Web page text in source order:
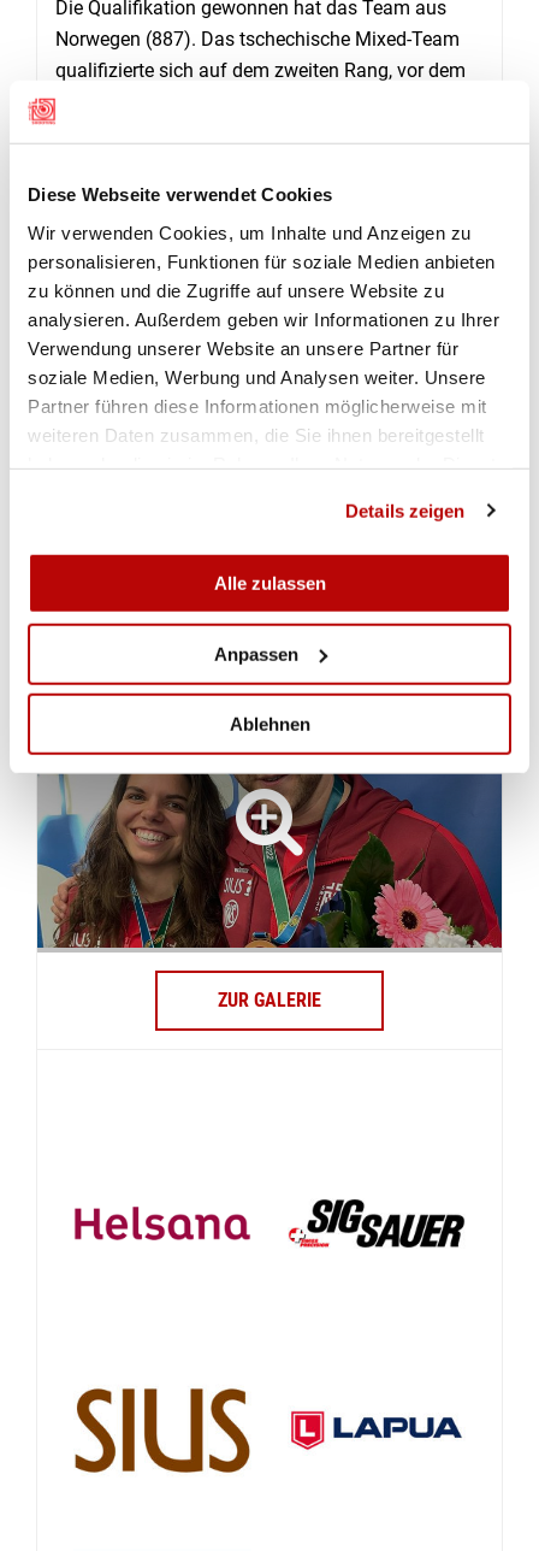
Diese Webseite verwendet Cookies
Wir verwenden Cookies, um Inhalte und Anzeigen zu
personalisieren, Funktionen für soziale Medien anbieten
zu können und die Zugriffe auf unsere Website zu
analysieren. Außerdem geben wir Informationen zu Ihrer
Verwendung unserer Website an unsere Partner für
soziale Medien, Werbung und Analysen weiter. Unsere
Partner führen diese Informationen möglicherweise mit
weiteren Daten zusammen, die Sie ihnen bereitgestellt
Details zeigen
Alle zulassen
Anpassen
Ablehnen
Die Qualifikation gewonnen hat das Team aus
Norwegen (887). Das tschechische Mixed-Team
qualifizierte sich auf dem zweiten Rang, vor dem
RANGLISTEN
Gewehr 50m Liegend Mixed Qualifikation Stage 1
Gewehr 50m liegend Mixed Qualifkation Stage 2
Gewehr 50m Liegend Mixed Bronze Medal Match
ZUR GALERIE